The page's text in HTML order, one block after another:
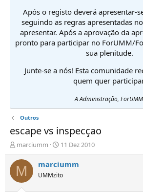
Após o registo deverá apresentar-
seguindo as regras apresentadas
apresentar. Após a aprovação da
pronto para participar no ForUMM/
sua plenitude.
Junte-se a nós! Esta comunidade
quem quer
A Administração,
Outros
escape vs inspecçao
I
n
i
c
i
marciumm
D
a
t
d
11 Dez 2010
M marciumm
UMMzito